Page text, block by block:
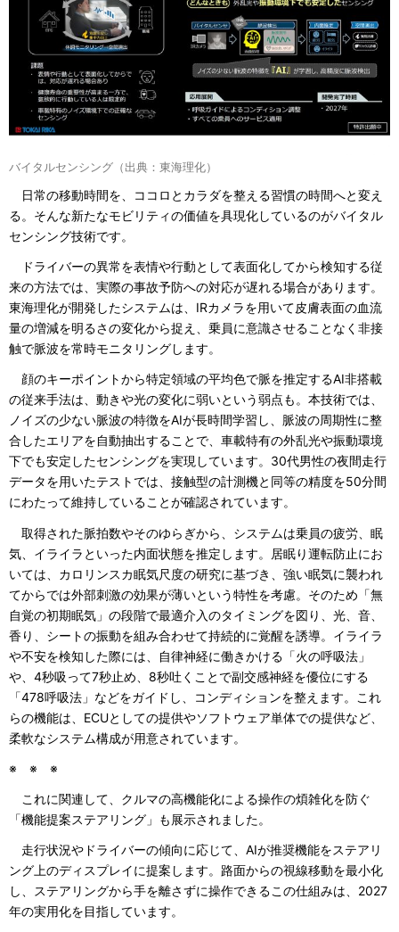
バイタルセンシング（出典：東海理化）
日常の移動時間を、ココロとカラダを整える習慣の時間へと変え
る。そんな新たなモビリティの価値を具現化しているのがバイタル
センシング技術です。
ドライバーの異常を表情や行動として表面化してから検知する従
来の方法では、実際の事故予防への対応が遅れる場合があります。
東海理化が開発したシステムは、IRカメラを用いて皮膚表面の血流
量の増減を明るさの変化から捉え、乗員に意識させることなく非接
触で脈波を常時モニタリングします。
顔のキーポイントから特定領域の平均色で脈を推定するAI非搭載
の従来手法は、動きや光の変化に弱いという弱点も。本技術では、
ノイズの少ない脈波の特徴をAIが長時間学習し、脈波の周期性に整
合したエリアを自動抽出することで、車載特有の外乱光や振動環境
下でも安定したセンシングを実現しています。30代男性の夜間走行
データを用いたテストでは、接触型の計測機と同等の精度を50分間
にわたって維持していることが確認されています。
取得された脈拍数やそのゆらぎから、システムは乗員の疲労、眠
気、イライラといった内面状態を推定します。居眠り運転防止にお
いては、カロリンスカ眠気尺度の研究に基づき、強い眠気に襲われ
てからでは外部刺激の効果が薄いという特性を考慮。そのため「無
自覚の初期眠気」の段階で最適介入のタイミングを図り、光、音、
香り、シートの振動を組み合わせて持続的に覚醒を誘導。イライラ
や不安を検知した際には、自律神経に働きかける「火の呼吸法」
や、4秒吸って7秒止め、8秒吐くことで副交感神経を優位にする
「478呼吸法」などをガイドし、コンディションを整えます。これ
らの機能は、ECUとしての提供やソフトウェア単体での提供など、
柔軟なシステム構成が用意されています。
※ ※ ※
これに関連して、クルマの高機能化による操作の煩雑化を防ぐ
「機能提案ステアリング」も展示されました。
走行状況やドライバーの傾向に応じて、AIが推奨機能をステアリ
ング上のディスプレイに提案します。路面からの視線移動を最小化
し、ステアリングから手を離さずに操作できるこの仕組みは、2027
年の実用化を目指しています。